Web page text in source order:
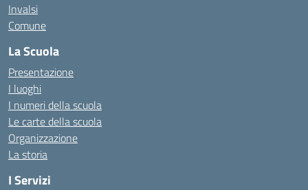
Invalsi
Comune
La Scuola
Presentazione
I luoghi
I numeri della scuola
Le carte della scuola
Organizzazione
La storia
I Servizi